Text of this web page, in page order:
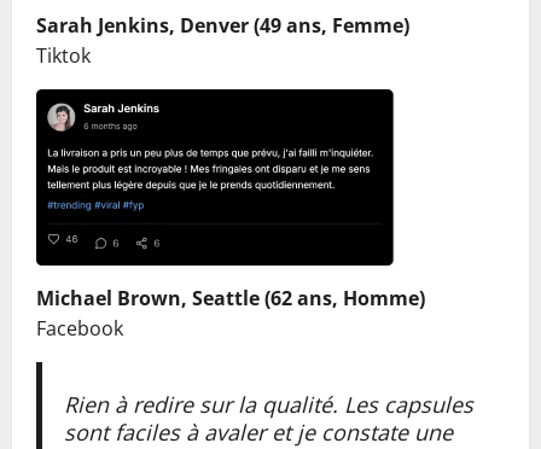
Sarah Jenkins, Denver (49 ans, Femme)
Tiktok
Michael Brown, Seattle (62 ans, Homme)
Facebook
Rien à redire sur la qualité. Les capsules
sont faciles à avaler et je constate une